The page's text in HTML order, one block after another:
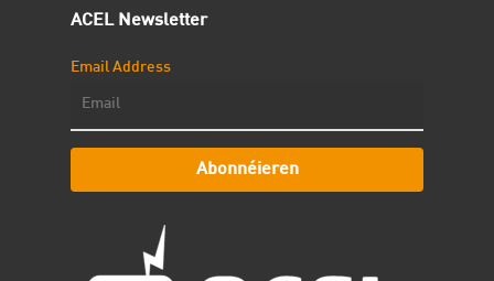
ACEL Newsletter
Email Address
Abonnéieren